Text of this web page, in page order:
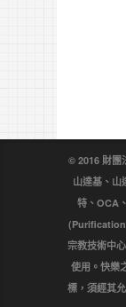
© 2016 財團
山達基、
特、OCA
宗教技術中
使用。快樂
標，須經其